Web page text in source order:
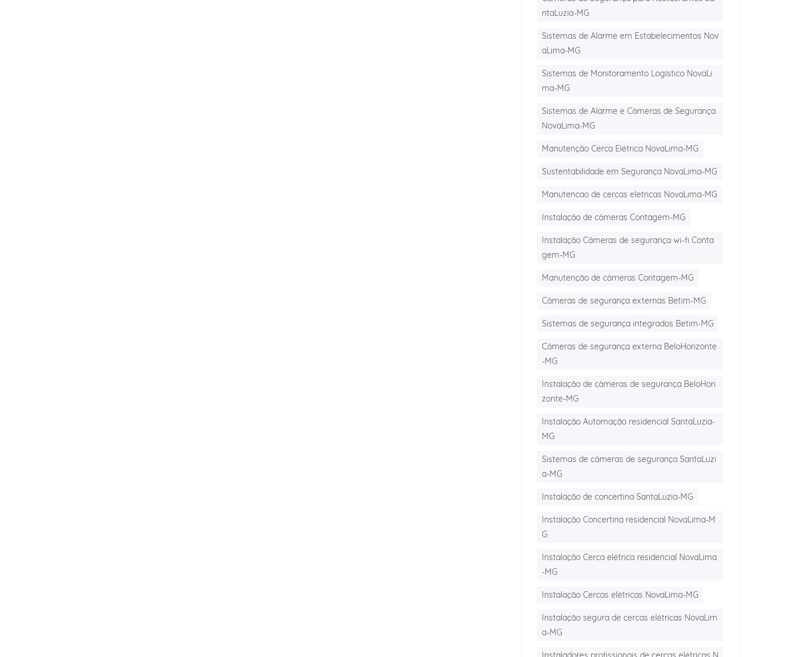
ntaLuzia-MG
Sistemas de Alarme em Estabelecimentos Nov
aLima-MG
Sistemas de Monitoramento Logístico NovaLi
ma-MG
Sistemas de Alarme e Câmeras de Segurança
NovaLima-MG
Manutenção Cerca Elétrica NovaLima-MG
Sustentabilidade em Segurança NovaLima-MG
Manutencao de cercas eletricas NovaLima-MG
Instalação de câmeras Contagem-MG
Instalação Câmeras de segurança wi-fi Conta
gem-MG
Manutenção de câmeras Contagem-MG
Câmeras de segurança externas Betim-MG
Sistemas de segurança integrados Betim-MG
Câmeras de segurança externa BeloHorizonte
-MG
Instalação de câmeras de segurança BeloHori
zonte-MG
Instalação Automação residencial SantaLuzia-
MG
Sistemas de câmeras de segurança SantaLuzi
a-MG
Instalação de concertina SantaLuzia-MG
Instalação Concertina residencial NovaLima-M
G
Instalação Cerca elétrica residencial NovaLima
-MG
Instalação Cercas elétricas NovaLima-MG
Instalação segura de cercas elétricas NovaLim
a-MG